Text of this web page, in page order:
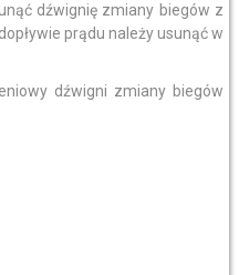
dźwignię zmiany biegów z
prądu należy usunąć w
dźwigni zmiany biegów